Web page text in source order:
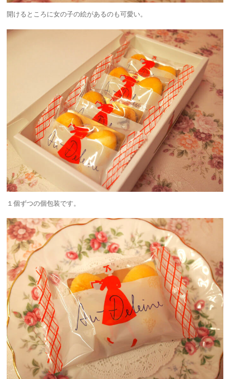
開けるところに女の子の絵があるのも可愛い。
１個ずつの個包装です。